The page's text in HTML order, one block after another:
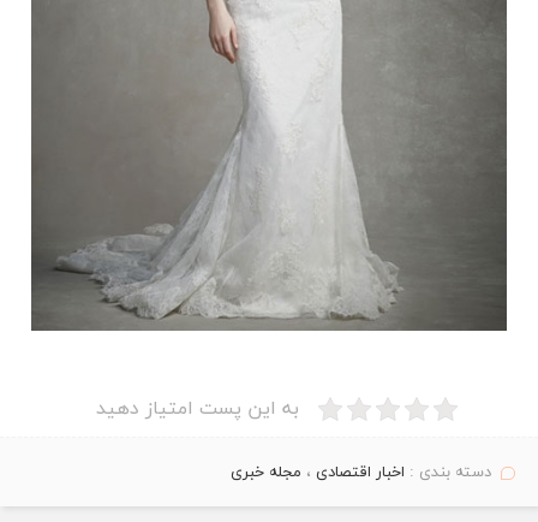
به این پست امتیاز دهید
دسته بندی : اخبار اقتصادی ، مجله خبری